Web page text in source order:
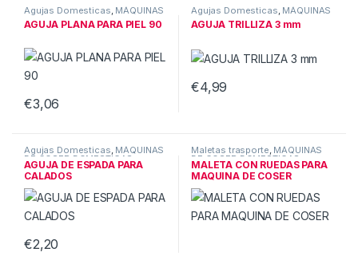
Agujas Domesticas MÁQUINAS
DE COSER DOMESTICAS
AGUJA PLANA PARA PIEL 90
€3,06
Agujas Domesticas MÁQUINAS
DE COSER DOMESTICAS
AGUJA TRILLIZA 3 mm
€4,99
Agujas Domesticas, MÁQUINAS
DE COSER DOMESTICAS
AGUJA DE ESPADA PARA
CALADOS
€2,20
Maletas trasporte, MÁQUINAS
DE COSER DOMESTICAS
MALETA CON RUEDAS PARA
MAQUINA DE COSER